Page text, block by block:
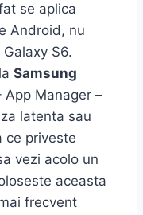
se aplica
Android, nu
S6.
Samsung
App Manager –
latenta sau
ce priveste
vezi acolo un
aceasta
frecvent